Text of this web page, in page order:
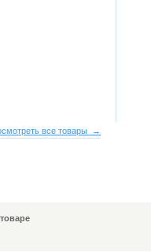
все товары →